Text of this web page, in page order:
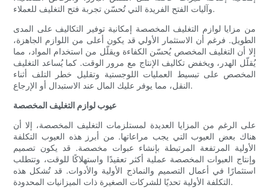
وآليات الفتح الفريدة التي تُحسّن تجربة فتح التغليف للعملاء.
من مزايا لوازم التغليف المخصصة إمكانية توفير التكاليف على المدى
الطويل. فرغم أن الاستثمار الأولي قد يكون أعلى من اللوازم الجاهزة،
إلا أن التغليف المخصص يُحسّن الكفاءة ويقلّل من استخدام المواد، مما
يُقلّل الهدر، ويخفض تكاليف الإنتاج مع مرور الوقت. كما يُساعد التغليف
المخصص على تبسيط العمليات اللوجستية وتقليل خطر التلف أثناء
النقل، مما يوفر عليك المال عند الاستبدال أو الإرجاع.
عيوب لوازم التغليف المخصصة
على الرغم من المزايا العديدة لمستلزمات التغليف المخصصة، إلا أن
هناك بعض العيوب التي يجب مراعاتها. من أبرز هذه العيوب التكلفة
الأولية المرتفعة المرتبطة بإنشاء عبوات مخصصة. قد يكون تصميم
وإنتاج العبوات المخصصة عملية أكثر تعقيدًا واستهلاكًا للوقت، وتتطلب
استثمارًا في أعمال التصميم والنماذج الأولية والأدوات. قد تُشكل هذه
التكلفة الأولية تحديًا للشركات الصغيرة ذات الميزانيات المحدودة.